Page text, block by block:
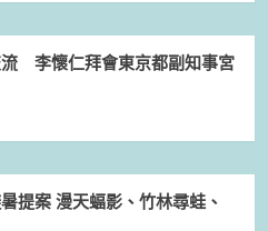
李懷仁拜會東京都副知事宮
提案 漫天蝠影、竹林尋蛙、